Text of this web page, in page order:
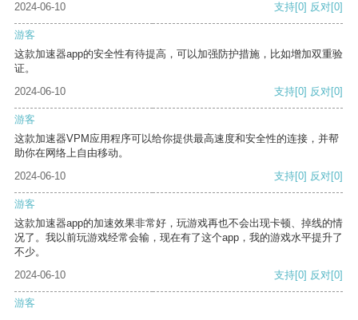
2024-06-10 支持[0] 反对[0]
游客
这款加速器app的安全性有待提高，可以加强防护措施，比如增加双重验
证。
2024-06-10
支持[0] 反对[0]
游客
这款加速器VPM应用程序可以给你提供最高速度和安全性的连接，并帮
助你在网络上自由移动。
2024-06-10
支持[0] 反对[0]
游客
这款加速器app的加速效果非常好，玩游戏再也不会出现卡顿、掉线的情
况了。我以前玩游戏经常会输，现在有了这个app，我的游戏水平提升了
不少。
2024-06-10
支持[0] 反对[0]
游客